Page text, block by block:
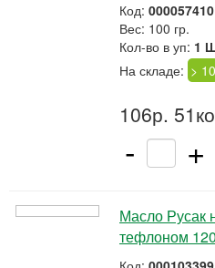
Код: 000057410
Вес: 100 гр.
Кол-во в уп: 1
На складе: > 10
106р.
- +
Масло Русак
тефлоном